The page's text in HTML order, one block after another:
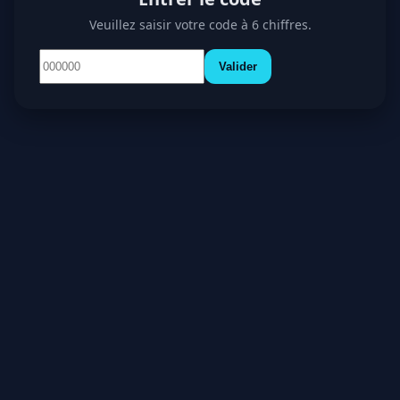
Veuillez saisir votre code à 6 chiffres.
Valider